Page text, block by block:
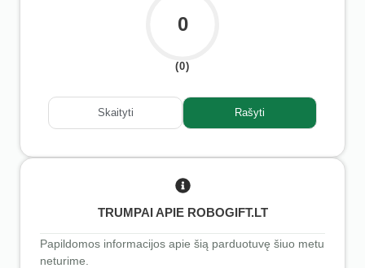
0
(0)
Skaityti Rašyti
TRUMPAI APIE ROBOGIFT.LT
Papildomos informacijos apie šią parduotuvę šiuo metu
neturime.